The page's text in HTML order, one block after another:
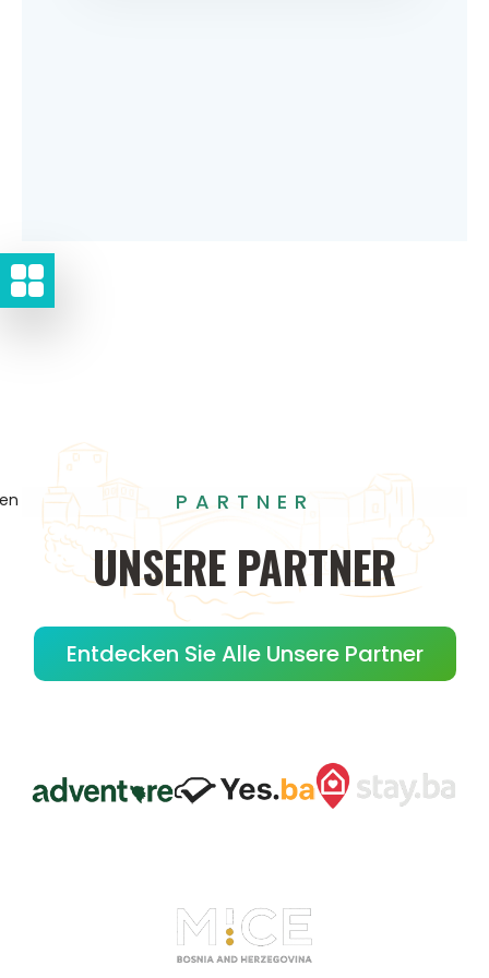
PARTNER
UNSERE PARTNER
Entdecken Sie Alle Unsere Partner